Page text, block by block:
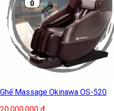
Ghế Massage Okinawa OS-520